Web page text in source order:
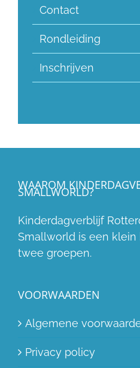
Contact
Rondleiding
Inschrijven
WAAROM
SMALLWORLD?
Kinderdagverblijf
Smallworld is een
twee groepen.
VOORWAARDEN
Algemene
Privacy policy